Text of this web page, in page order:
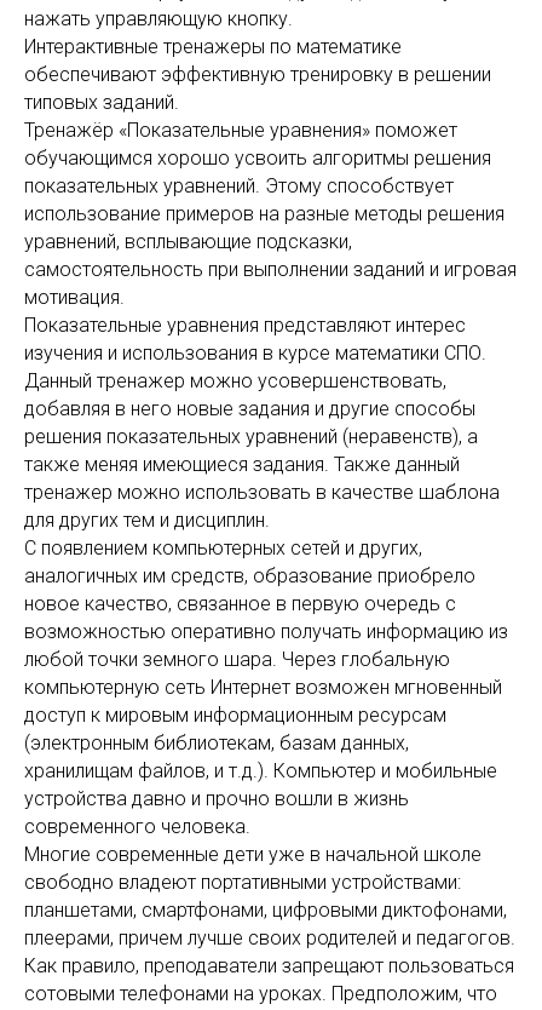
нажать управляющую кнопку.
Интерактивные тренажеры по математике
обеспечивают эффективную тренировку в решении
типовых заданий.
Тренажёр «Показательные уравнения» поможет
обучающимся хорошо усвоить алгоритмы решения
показательных уравнений. Этому способствует
использование примеров на разные методы решения
уравнений, всплывающие подсказки,
самостоятельность при выполнении заданий и игровая
мотивация.
Показательные уравнения представляют интерес
изучения и использования в курсе математики СПО.
Данный тренажер можно усовершенствовать,
добавляя в него новые задания и другие способы
решения показательных уравнений (неравенств), а
также меняя имеющиеся задания. Также данный
тренажер можно использовать в качестве шаблона
для других тем и дисциплин.
С появлением компьютерных сетей и других,
аналогичных им средств, образование приобрело
новое качество, связанное в первую очередь с
возможностью оперативно получать информацию из
любой точки земного шара. Через глобальную
компьютерную сеть Интернет возможен мгновенный
доступ к мировым информационным ресурсам
(электронным библиотекам, базам данных,
хранилищам файлов, и т.д.). Компьютер и мобильные
устройства давно и прочно вошли в жизнь
современного человека.
Многие современные дети уже в начальной школе
свободно владеют портативными устройствами:
планшетами, смартфонами, цифровыми диктофонами,
плеерами, причем лучше своих родителей и педагогов.
Как правило, преподаватели запрещают пользоваться
сотовыми телефонами на уроках. Предположим, что